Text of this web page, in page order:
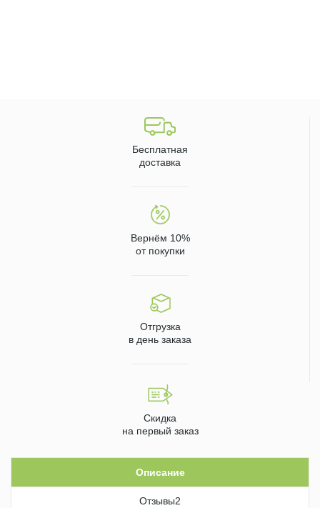
Бесплатная
доставка
Вернём 10%
от покупки
Отгрузка
в день заказа
Скидка
на первый заказ
Описание
Отзывы2